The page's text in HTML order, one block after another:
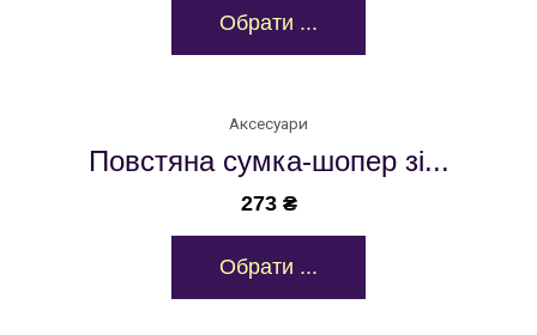
Обрати ...
Аксесуари
Повстяна сумка-шопер зі...
273 ₴
Обрати ...